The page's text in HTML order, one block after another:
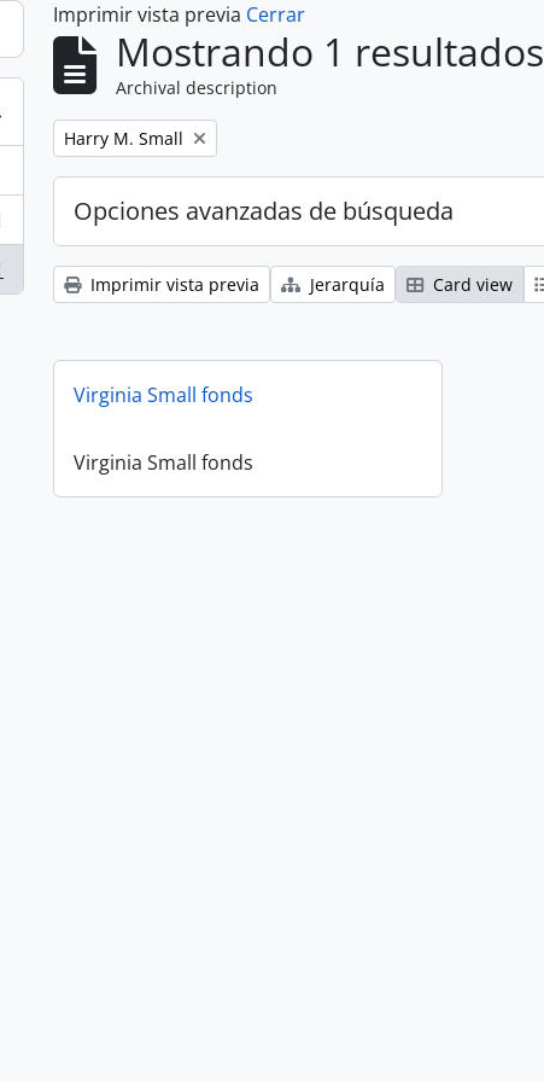
Imprimir vista previa Cerrar
Mostrando 1 resultados
Archival description
Remove filter:
Harry M. Small
Opciones avanzadas de búsqueda
Imprimir vista previa Jerarquía Card view
Virginia Small fonds
Virginia Small fonds